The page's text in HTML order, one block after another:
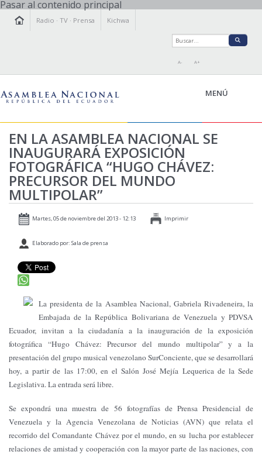
Pasar al contenido principal
Radio ·TV · Prensa Kichwa
A- A+
MENÚ
LA ASAMBLEA
LEGISLAMOS
FISCALIZAMOS
TRANSPARENCIA
PRENSA
RELACIONES INTERNACIONALES
AGENDA
EN LA ASAMBLEA NACIONAL SE
INAUGURARÁ EXPOSICIÓN
FOTOGRÁFICA “HUGO CHÁVEZ:
PRECURSOR DEL MUNDO
MULTIPOLAR”
Martes, 05 de noviembre del 2013 - 12:13 Imprimir
Elaborado por: Sala de prensa
La presidenta de la Asamblea Nacional, Gabriela Rivadeneira, la
Embajada de la República Bolivariana de Venezuela y PDVSA
Ecuador, invitan a la ciudadanía a la inauguración de la exposición
fotográfica “Hugo Chávez: Precursor del mundo multipolar” y a la
presentación del grupo musical venezolano SurConciente, que se desarrollará
hoy, a partir de las 17:00, en el Salón José Mejía Lequerica de la Sede
Legislativa. La entrada será libre.
Se expondrá una muestra de 56 fotografías de Prensa Presidencial de
Venezuela y la Agencia Venezolana de Noticias (AVN) que relata el
recorrido del Comandante Chávez por el mundo, en su lucha por establecer
relaciones de amistad y cooperación con la mayor parte de las naciones, con